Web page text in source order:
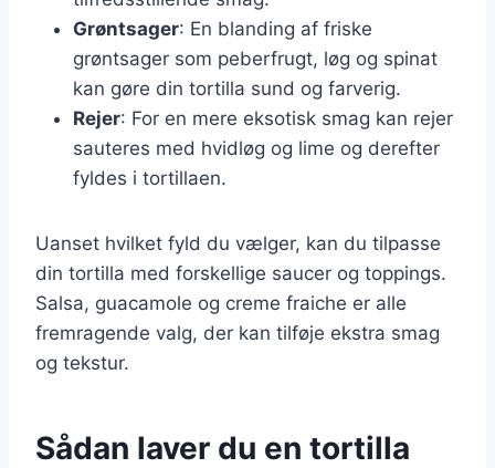
Grøntsager: En blanding af friske
grøntsager som peberfrugt, løg og spinat
kan gøre din tortilla sund og farverig.
Rejer: For en mere eksotisk smag kan rejer
sauteres med hvidløg og lime og derefter
fyldes i tortillaen.
Uanset hvilket fyld du vælger, kan du tilpasse
din tortilla med forskellige saucer og toppings.
Salsa, guacamole og creme fraiche er alle
fremragende valg, der kan tilføje ekstra smag
og tekstur.
Sådan laver du en tortilla